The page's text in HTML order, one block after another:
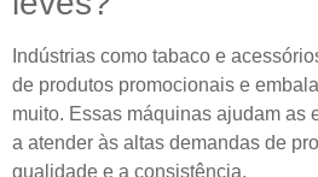
Indústrias como tabaco e
de produtos promocionais e
muito. Essas máquinas ajudam as
a atender às altas demandas de
qualidade e a consistência.